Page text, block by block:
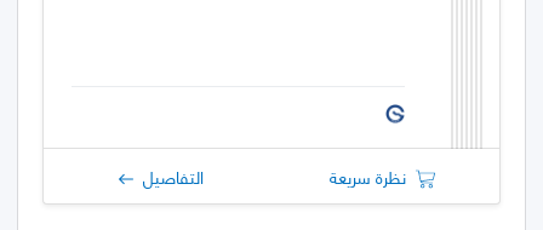
نظرة سريعة التفاصيل